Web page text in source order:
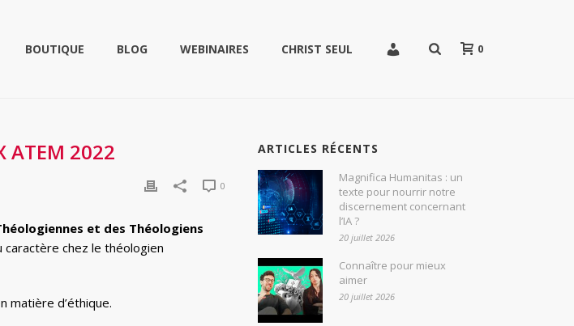
BOUTIQUE BLOG WEBINAIRES CHRIST SEUL 0
ATEM 2022
0
et des Théologiens
caractère chez le théologien
matière d’éthique.
ARTICLES RÉCENTS
Magnifica Humanitas : un
texte pour nourrir notre
discernement concernant
l’IA ?
20 juillet 2026
Connaître pour mieux
aimer
20 juillet 2026